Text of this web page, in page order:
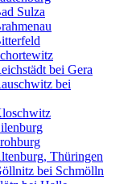
Sulza
bei Gera
bei
Thüringen
bei Schmölln